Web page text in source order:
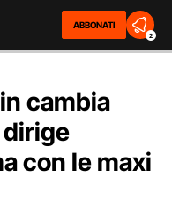
ABBONATI
2
cambia
dirige
con le maxi